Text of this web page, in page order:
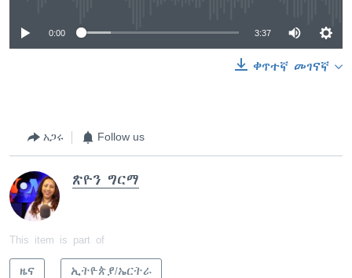
0:00 3:37
ቀጥተኛ መገናኛ
አጋሩ Follow us
ጽዮን ግርማ
This item is part of
ዜና ኢትዮጵያ/ኤርትራ